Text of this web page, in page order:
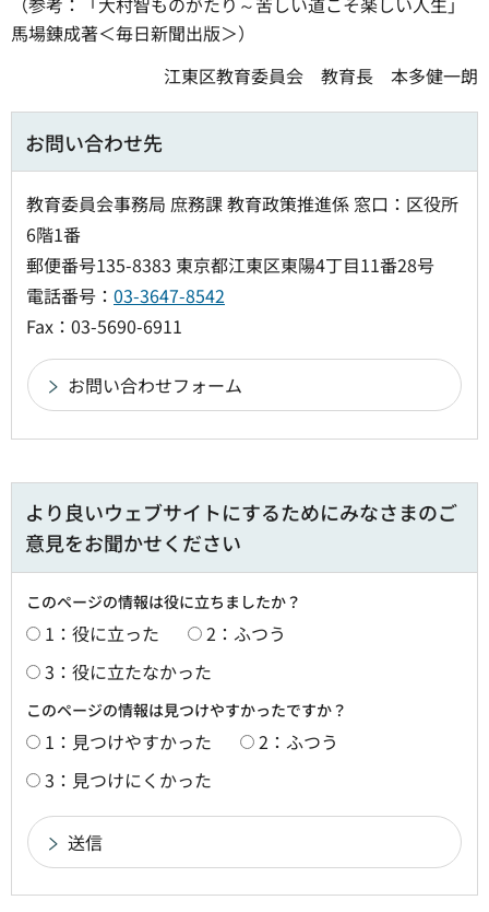
馬場錬成著＜毎日新聞出版＞）
江東区教育委員会 教育長 本多健一朗
お問い合わせ先
教育委員会事務局 庶務課 教育政策推進係 窓口：区役所
6階1番
郵便番号135-8383 東京都江東区東陽4丁目11番28号
電話番号： 03-3647-8542
Fax：03-5690-6911
より良いウェブサイトにするためにみなさまのご
意見をお聞かせください
このページの情報は役に立ちましたか？
1：役に立った
2：ふつう
3：役に立たなかった
このページの情報は見つけやすかったですか？
1：見つけやすかった
2：ふつう
3：見つけにくかった